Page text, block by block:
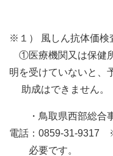
※１） 風しん抗体価検
①医療機関又は保健
明を受けていないと、
助成はできません。
・鳥取県西部総合
電話：0859-31-9317
必要です。